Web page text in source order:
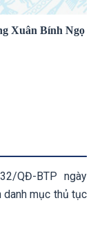
Xuân Bính Ngọ
QĐ-BTP ngày
mục thủ tục